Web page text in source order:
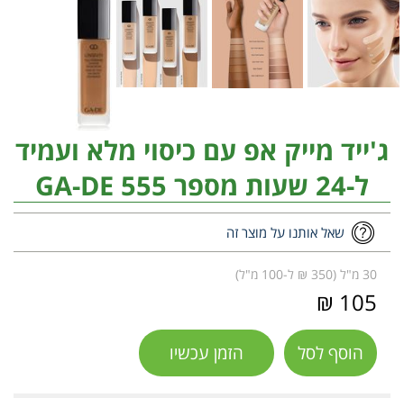
ג'ייד מייק אפ עם כיסוי מלא ועמיד
ל-24 שעות מספר 555 GA-DE
שאל אותנו על מוצר זה
30 מ"ל (350 ₪ ל-100 מ"ל)
105 ₪
הוסף לסל הזמן עכשיו